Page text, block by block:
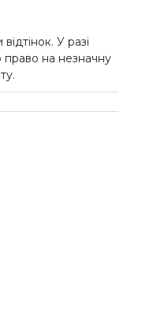
У разі
на незначну